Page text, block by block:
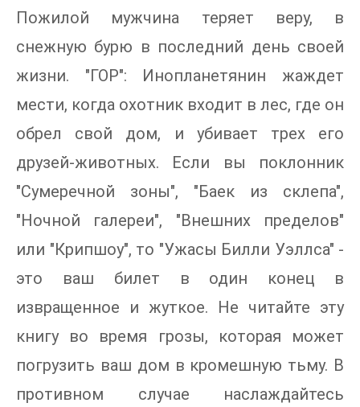
Пожилой мужчина теряет веру, в
снежную бурю в последний день своей
жизни. "ГОР": Инопланетянин жаждет
мести, когда охотник входит в лес, где он
обрел свой дом, и убивает трех его
друзей-животных. Если вы поклонник
"Сумеречной зоны", "Баек из склепа",
"Ночной галереи", "Внешних пределов"
или "Крипшоу", то "Ужасы Билли Уэллса" -
это ваш билет в один конец в
извращенное и жуткое. Не читайте эту
книгу во время грозы, которая может
погрузить ваш дом в кромешную тьму. В
противном случае наслаждайтесь